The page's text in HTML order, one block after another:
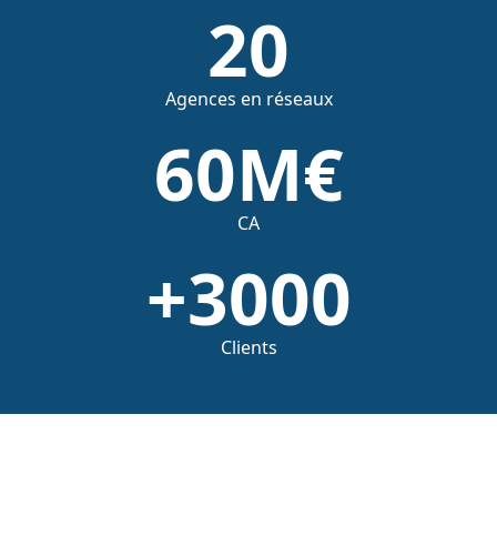
20
Agences en réseaux
60M€
CA
+3000
Clients